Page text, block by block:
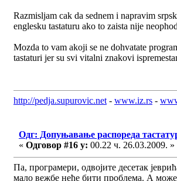
Razmisljam cak da sednem i napravim
englesku tastaturu ako to zaista nije
Mozda to vam akoji se ne dohvatate
tastaturi jer su svi vitalni znakovi
http://pedja.supurovic.net - www.iz.rs -
Одг: Допуњавање распореда
« Одговор #16 у: 00.22 ч. 26.03.2009. »
Па, програмери, одвојите десетак
мало вежбе неће бити проблема. А